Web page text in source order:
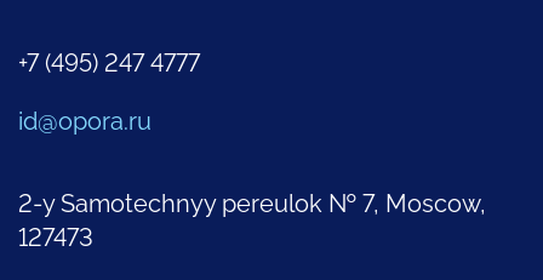
+7 (495) 247 4777
id@opora.ru
2-y Samotechnyy pereulok № 7, Moscow,
127473